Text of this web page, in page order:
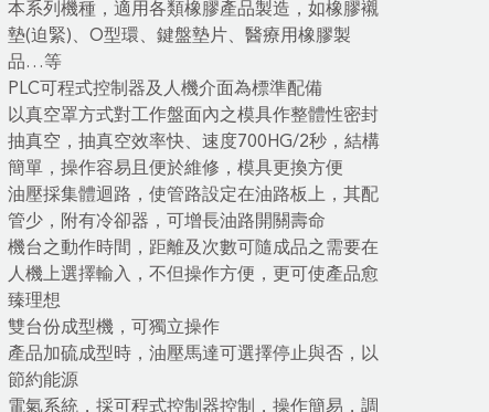
本系列機種，適用各類橡膠產品製造，如橡膠襯
墊(迫緊)、O型環、鍵盤墊片、醫療用橡膠製
品…等
PLC可程式控制器及人機介面為標準配備
以真空罩方式對工作盤面內之模具作整體性密封
抽真空，抽真空效率快、速度700HG/2秒，結構
簡單，操作容易且便於維修，模具更換方便
油壓採集體迴路，使管路設定在油路板上，其配
管少，附有冷卻器，可增長油路開關壽命
機台之動作時間，距離及次數可隨成品之需要在
人機上選擇輸入，不但操作方便，更可使產品愈
臻理想
雙台份成型機，可獨立操作
產品加硫成型時，油壓馬達可選擇停止與否，以
節約能源
電氣系統，採可程式控制器控制，操作簡易，調